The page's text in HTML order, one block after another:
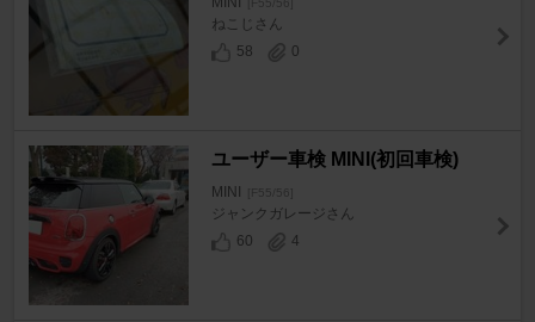
ねこじさん
58
0
ユーザー車検 MINI(初回車検)
MINI [F55/56]
ジャンクガレージさん
60
4